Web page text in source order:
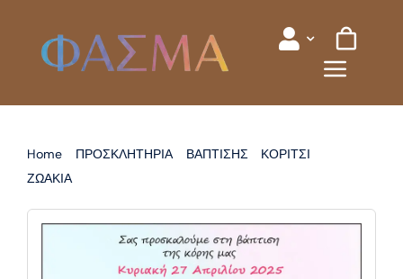
content
Home ΠΡΟΣΚΛΗΤΗΡΙΑ ΒΑΠΤΙΣΗΣ
ΚΟΡΙΤΣΙ
ΖΩΑΚΙΑ